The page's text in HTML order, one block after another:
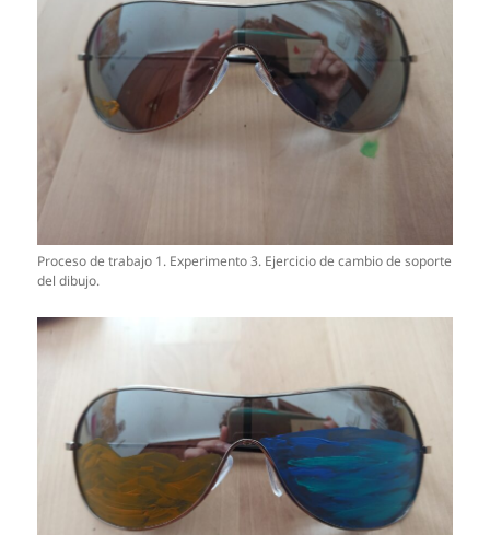
Proceso de trabajo 1. Experimento 3. Ejercicio de cambio de soporte
del dibujo.